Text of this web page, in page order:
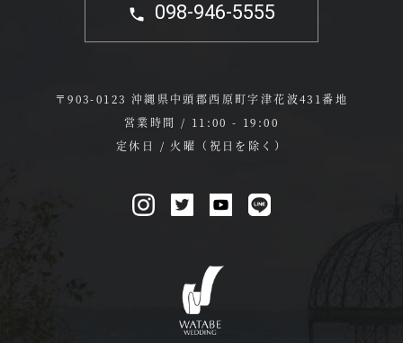
098-946-5555
〒903-0123 沖縄県中頭郡西原町字津花波431番地
営業時間 / 11:00 - 19:00
定休日 / 火曜（祝日を除く）